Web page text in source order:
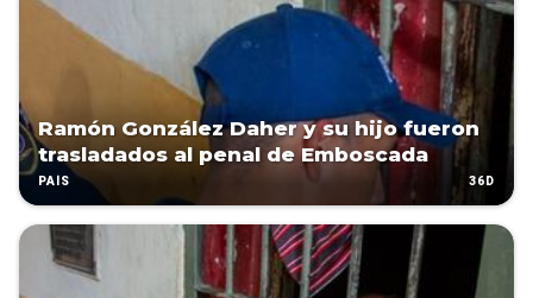
Ramón González Daher y su hijo fueron
trasladados al penal de Emboscada
PAÍS 36D